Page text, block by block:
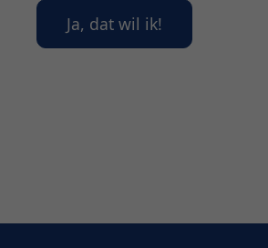
Ja, dat wil ik!